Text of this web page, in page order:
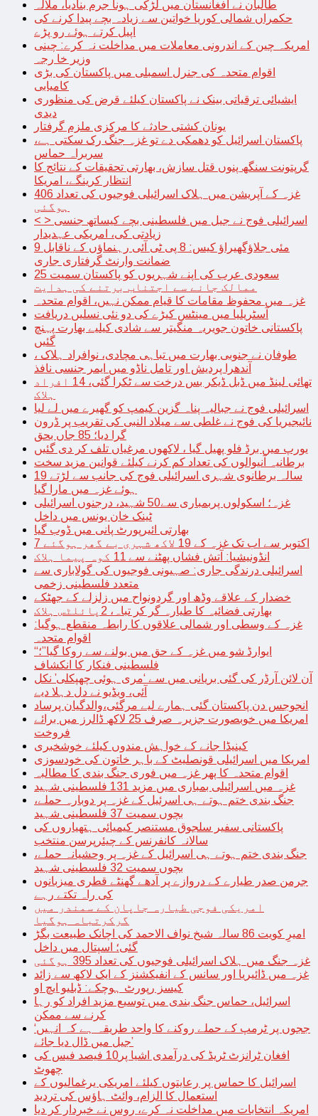
طالبان نے افغانستان میں لڑکی ہونا جرم بنادیا، ملالہ
حکمراں شمالی کوریا خواتین سے زیادہ بچے پیدا کرنے کی
اپیل کرتے ہوئے رو پڑے
امریکہ چین کے اندرونی معاملات میں مداخلت نہ کرے: چینی
وزیر خا رجہ
اقوام متحدہ کی جنرل اسمبلی میں پاکستان کی بڑی
کامیابی
ایشیائی ترقیاتی بینک نے پاکستان کیلئے قرض کی منظوری
دیدی
یونان کشتی حادثے کا مرکزی ملزم گرفتار
پاکستان اسرائیل کو دھمکی دے تو غزہ جنگ رک سکتی ہے،
سربراہ حماس
گرپتونت سنگھ پنوں قتل سازش، بھارتی تحقیقات کے نتائج کا
انتظار کرینگے، امریکا
غزہ کے آپریشن میں ہلاک اسرائیلی فوجیوں کی تعداد 406
ہوگئی
< > اسرائیلی فوج نے جیل میں فلسطینی بچے کیساتھ جنسی
زیادتی کی، امریکی عہدیدار
9 مئی جلاؤگھیراؤ کیس: 8 پی ٹی آئی رہنماؤں کے ناقابل
ضمانت وارنٹ گرفتاری جاری
سعودی عرب کی اپنے شہریوں کو پاکستان سمیت 25
ممالک جانے سے اجتناب برتنے کی ہدایت
غزہ میں محفوظ مقامات کا قیام ممکن نہیں، اقوام متحدہ
آسٹریلیا میں مینٹس کیڑے کی دو نئی نسلیں دریافت
پاکستانی خاتون جویریہ منگیتر سے شادی کیلیے بھارت پہنچ
گئیں
طوفان نے جنوبی بھارت میں تباہی مچادی، نوافراد ہلاک ،
آندھرا پردیش اور تامل ناڈو میں ایمر جنسی نافذ
تھائی لینڈ میں ڈبل ڈیکر بس درخت سے ٹکرا گئی، 14 افراد
ہلاک
اسرائیلی فوج نے جبالیہ پناہ گزین کیمپ کو گھیرے میں لے لیا
نائیجیریا کی فوج نے غلطی سے میلاد النبی کی تقریب پر ڈرون
گرا دیا؛ 85 جاں بحق
یورپ میں برڈ فلو پھیل گیا ، لاکھوں مرغیاں تلف کر دی گئیں
برطانیہ آنیوالوں کی تعداد کم کرنے کیلئے قوانین مزید سخت
19 سالہ برطانوی شہری اسرائیلی فوج کی جانب سے لڑتے
ہوئے غزہ میں مارا گیا
غزہ؛ اسکولوں پربمباری سے50 شہید، درجنوں اسرائیلی
ٹینک خان یونس میں داخل
بھارتی ائیرپورٹ پانی میں ڈوب گیا
7 اکتوبر سے اب تک غزہ کے 19 لاکھ شہری بے گھر ہوگئے
انڈونیشیا: آتش فشاں پھٹنے سے 11 کوہ پیما ہلاک
اسرائیلی درندگی جاری: صہیونی فوجیوں کی گولاباری سے
متعدد فلسطینی زخمی
خضدار کے علاقے وڈھ اور گردونواح میں زلزلے کے جھٹکے
بھارتی فضائیہ کا طیارہ گر کر تباہ، 2پائلٹس ہلاک
غزہ کے وسطی اور شمالی علاقوں کا رابطہ منقطع ہوگیا:
اقوام متحدہ
“ایوارڈ شو میں غزہ کے حق میں بولنے سے روکا گیا”؛
فلسطینی فنکار کا انکشاف
آن لائن آرڈر کی گئی بریانی میں سے ‘مری ہوئی چھپکلی’ نکل
آئی، ویڈیو نے دل دہلا دیے
انجوجس دن پاکستان گئی ہمارے لیے مرگئی،والدگیان پرساد
امریکا میں خوبصورت جزیرہ صرف 25 لاکھ ڈالرز میں برائے
فروخت
کینیڈا جانے کے خواہش مندوں کیلئے خوشخبری
امریکا میں اسرائیلی قونصلیٹ کے باہر خاتون کی خودسوزی
اقوام متحدہ کا پھر غزہ میں فوری جنگ بندی کا مطالبہ
غزہ میں اسرائیلی بمباری میں مزید 131 فلسطینی شہید
جنگ بندی ختم ہوتے ہی اسرئیل کے غزہ پر دوبارہ حملے،
بچوں سمیت 37 فلسطینی شہید
پاکستانی سفیر سلجوق مستنصر کیمیائی ہتھیاروں کی
سالانہ کانفرنس کے چیئرپرسن منتخب
جنگ بندی ختم ہوتے ہی اسرائیل کے غزہ پر وحشیانہ حملے،
بچوں سمیت 32 فلسطینی شہید
جرمن صدر طیارے کے دروازے پر آدھے گھنٹے قطری میزبانوں
کی راہ تکتے رہے
امریکی فوجی طیارہ جاپان کے سمندر میں
گرکرتباہ ہوگیا
امیرِ کویت 86 سالہ شیخ نواف الاحمد کی اچانک طبیعت بگڑ
گئی؛ اسپتال میں داخل
غزہ جنگ میں ہلاک اسرائیلی فوجیوں کی تعداد 395 ہوگئی
غزہ میں ڈائیریا اور سانس کے انفیکشنز کے ایک لاکھ سے زائد
کیسز رپورٹ ہوچکے: ڈبلیو ایچ او
اسرائیل، حماس جنگ بندی میں توسیع مزید افراد کو رہا
کرنے سے ممکن
‘ججوں پر ٹرمپ کے حملے روکنے کا واحد طریقہ ہے کہ انہیں
جیل میں ڈال دیا جائے’
افغان ٹرانزٹ ٹریڈ کی درآمدی اشیا پر10 فیصد فیس کی
چھوٹ
اسرائیل کا حماس پر رعایتوں کیلئے امریکی یرغمالیوں کے
استعمال کا الزام، وائٹ ہاؤس کی تردید
امریکہ انتخابات میں مداخلت نہ کرے، روس نے خبردار کر دیا